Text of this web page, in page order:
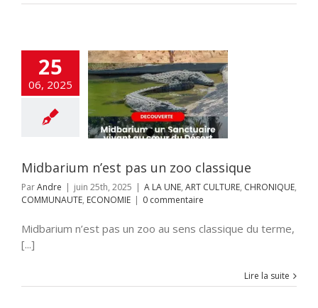
25
06, 2025
n’est pas
classique
ART CULTURE
Midbarium n’est pas un zoo classique
ParAndre | juin 25th, 2025 | A LA UNE, ART CULTURE, CHRONIQUE,
COMMUNAUTE, ECONOMIE | 0 commentaire
Midbarium n’est pas un zoo au sens classique du terme,
[...]
Lire la suite